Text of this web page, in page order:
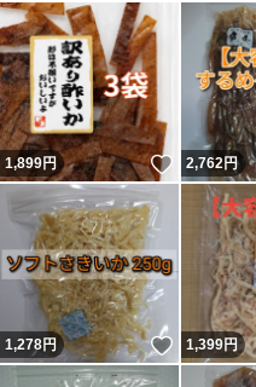
1,899円 いいね！
2,762円
1,278円 いいね！
1,399円